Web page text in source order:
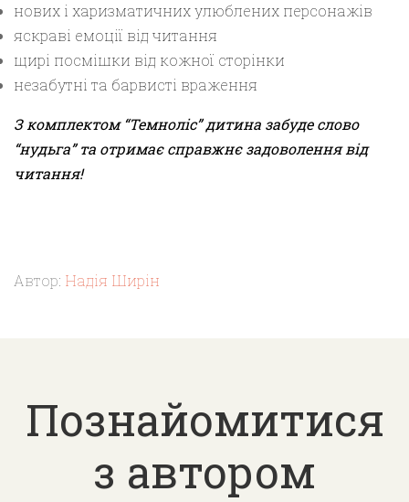
нових і харизматичних улюблених персонажів
яскраві емоції від читання
щирі посмішки від кожної сторінки
незабутні та барвисті враження
З комплектом “Темноліс” дитина забуде слово
“нудьга” та отримає справжнє задоволення від
читання!
Автор: Надія Ширін
Познайомитися
з автором